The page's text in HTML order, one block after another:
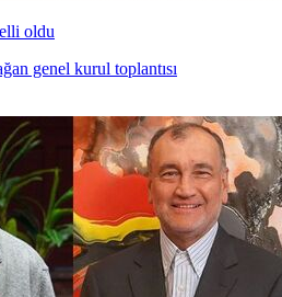
oldu
genel kurul toplantısı